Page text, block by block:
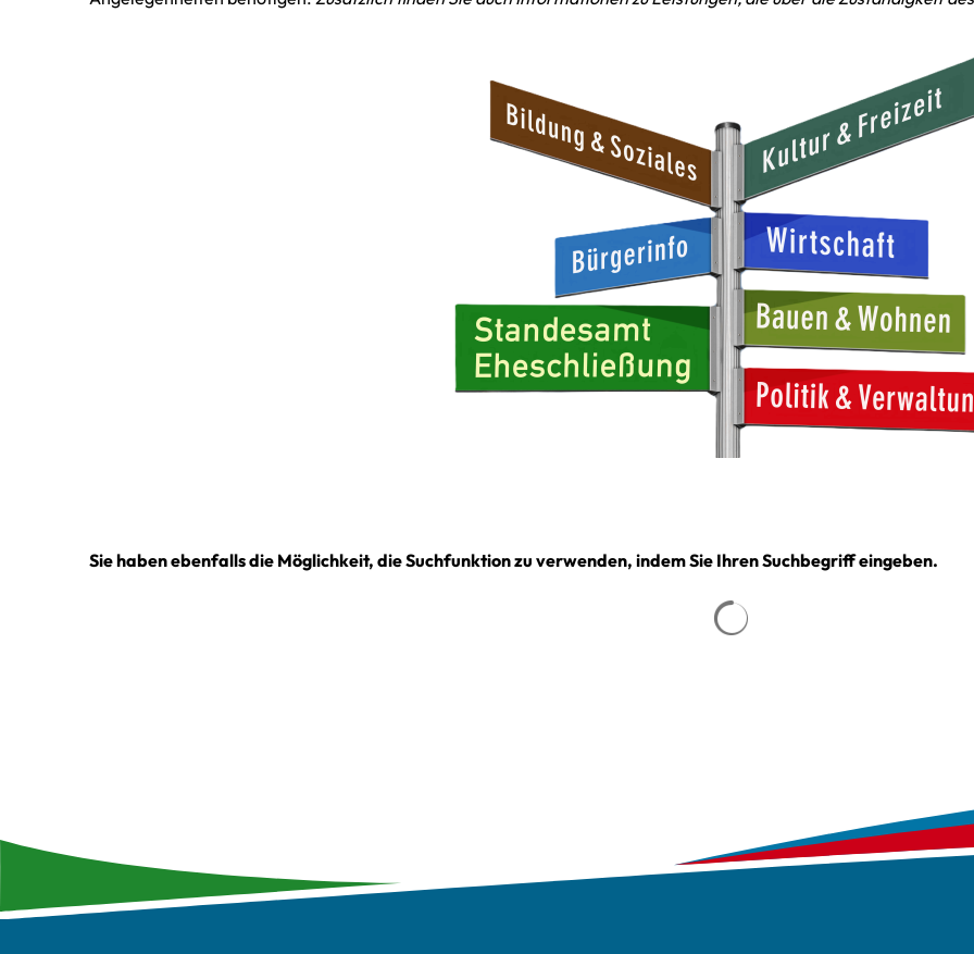
Dienstleistungen
Gleichstellung
Stellenangebote
Satzungen des Amtes
Sitzungstermine
Standesamt
Schiedsamt
Zwangsversteigerungen
Unternehmen
Gaststätten
Sie haben ebenfalls die Möglichkeit, die Suchfunktion zu verwenden, indem Sie Ihren Suchbegriff eingeben.